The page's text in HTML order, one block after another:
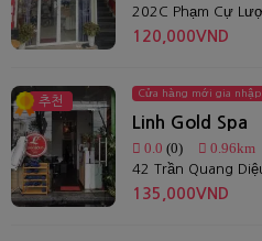
120,000VND
추천
Cửa hàng mới gia nhập
Linh Gold Spa
0.0 (0) 0.96km
135,000VND